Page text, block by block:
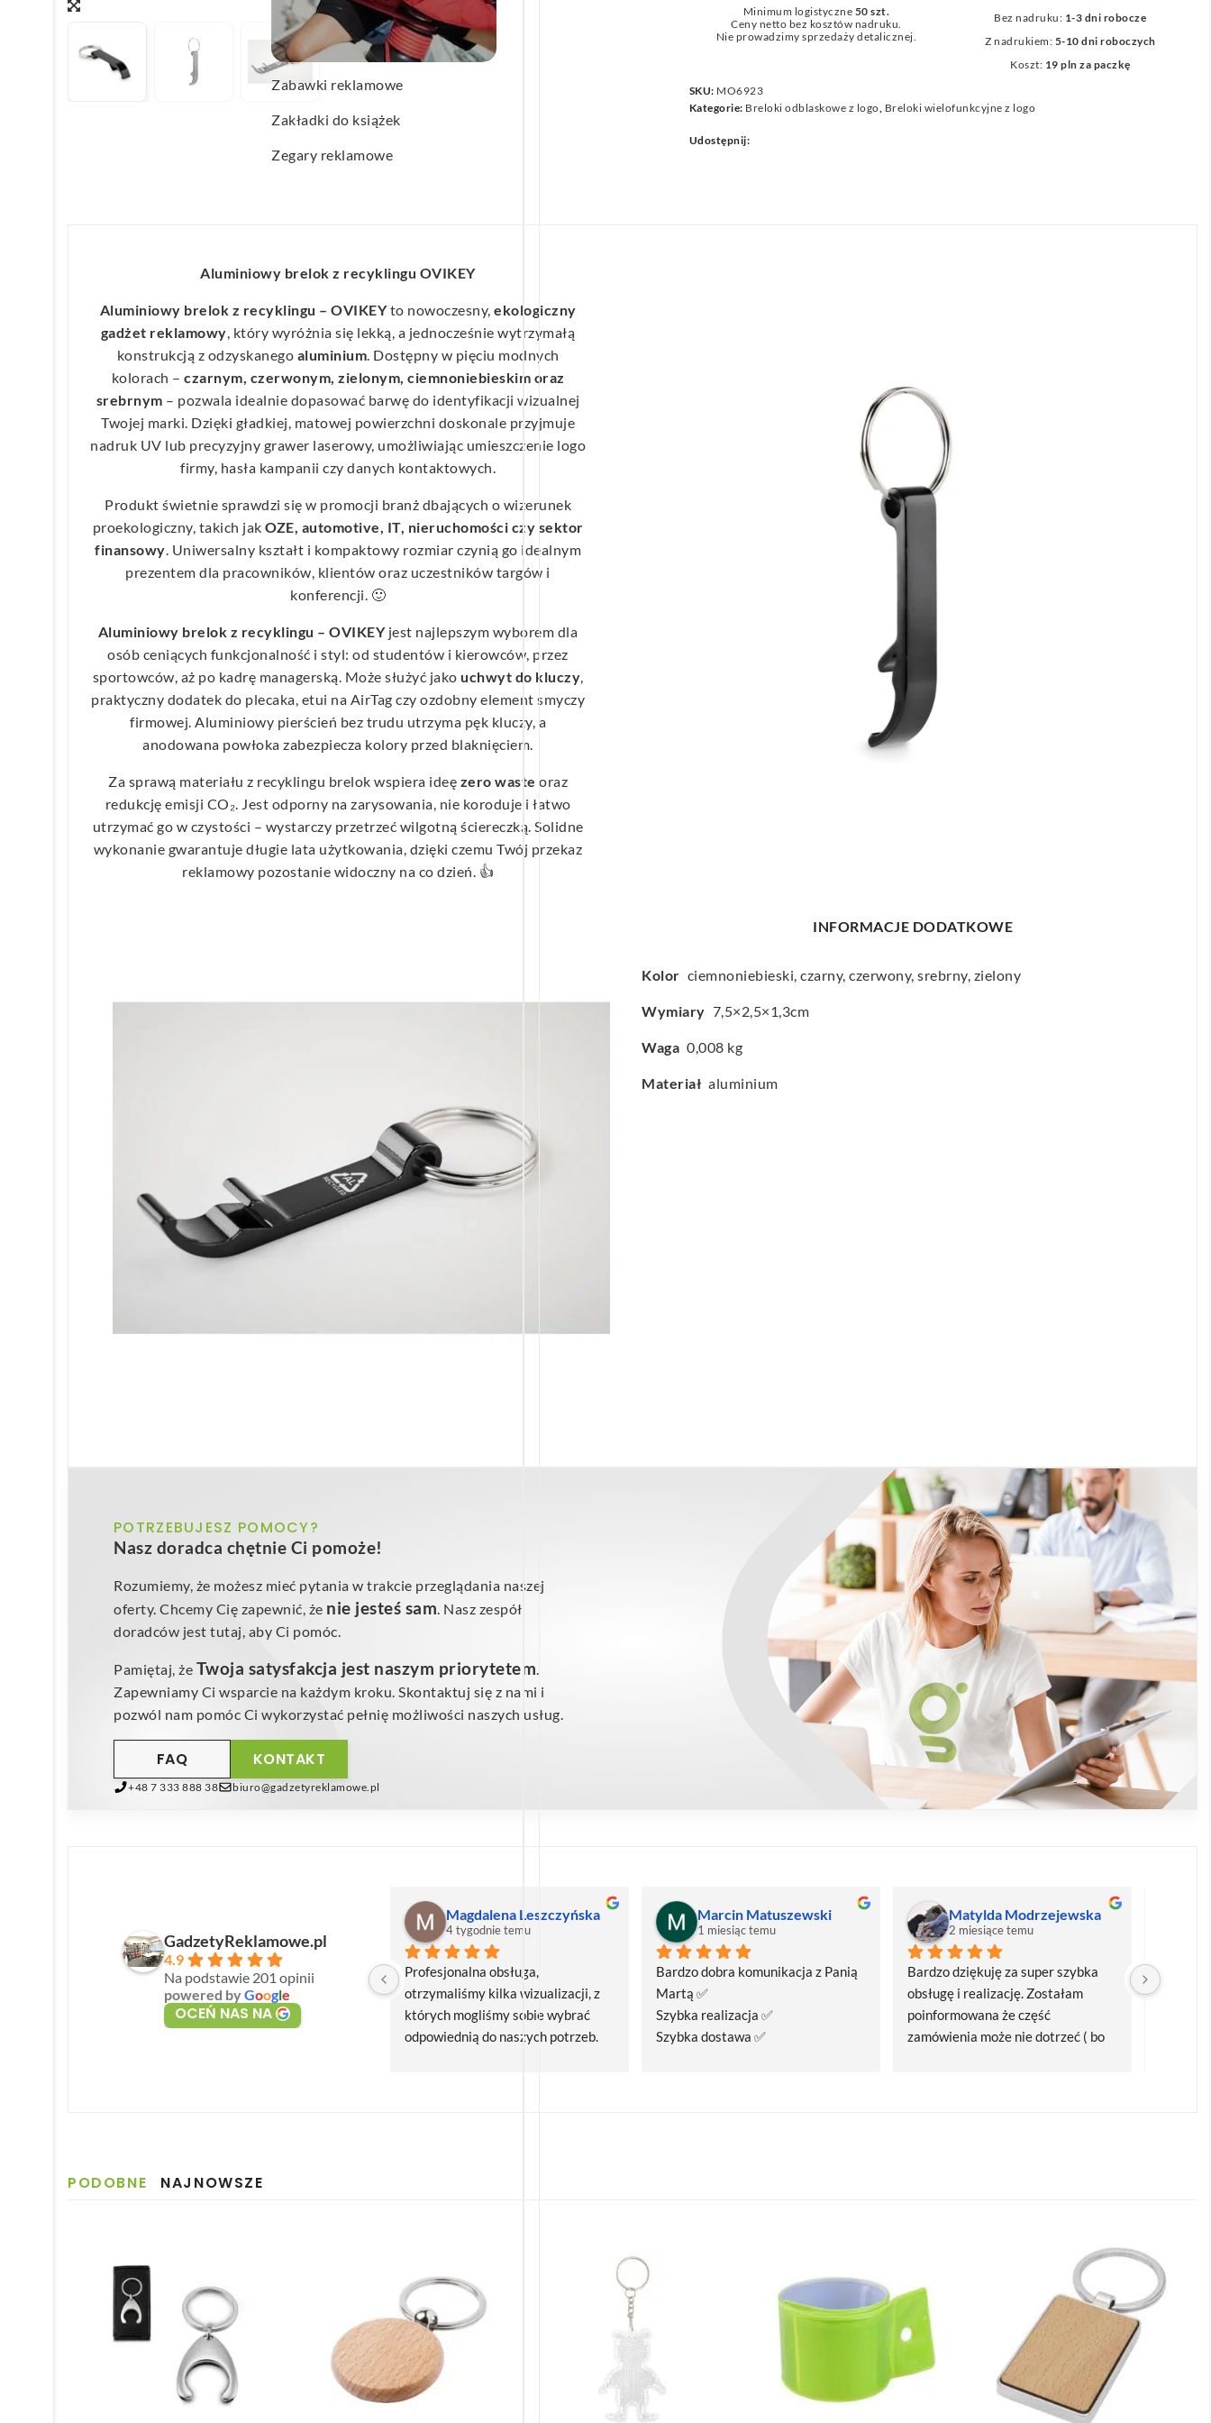
Wachlarze reklamowe
Wagi kuchenne
Zabawki reklamowe
Zakładki do książek
Zegary reklamowe
Minimum logistyczne 50 szt.
Ceny netto bez kosztów nadruku.
Nie prowadzimy sprzedaży detalicznej.
Bez nadruku: 1-3 dni robocze
Z nadrukiem: 5-10 dni roboczych
Koszt: 19 pln za paczkę
SKU: MO6923
Kategorie: Breloki odblaskowe z logo Breloki wielofunkcyjne z logo
Udostępnij:
Aluminiowy brelok z recyklingu OVIKEY
Aluminiowy brelok z recyklingu – OVIKEYto nowoczesny, ekologiczny
gadżet reklamowy, który wyróżnia się lekką, a jednocześnie wytrzymałą
konstrukcją z odzyskanego aluminium. Dostępny w pięciu modnych
kolorach – czarnym, czerwonym, zielonym, ciemnoniebieskim oraz
srebrnym – pozwala idealnie dopasować barwę do identyfikacji wizualnej
Twojej marki. Dzięki gładkiej, matowej powierzchni doskonale przyjmuje
nadruk UV lub precyzyjny grawer laserowy, umożliwiając umieszczenie logo
firmy, hasła kampanii czy danych kontaktowych.
Produkt świetnie sprawdzi się w promocji branż dbających o wizerunek
proekologiczny, takich jak OZE, automotive, IT, nieruchomości czy sektor
finansowy. Uniwersalny kształt i kompaktowy rozmiar czynią go idealnym
prezentem dla pracowników, klientów oraz uczestników targów i
konferencji. 🙂
Aluminiowy brelok z recyklingu – OVIKEYjest najlepszym wyborem dla
osób ceniących funkcjonalność i styl: od studentów i kierowców, przez
sportowców, aż po kadrę managerską. Może służyć jako uchwyt do kluczy,
praktyczny dodatek do plecaka, etui na AirTag czy ozdobny element smyczy
firmowej. Aluminiowy pierścień bez trudu utrzyma pęk kluczy, a
anodowana powłoka zabezpiecza kolory przed blaknięciem.
Za sprawą materiału z recyklingu brelok wspiera ideę zero waste oraz
redukcję emisji CO₂. Jest odporny na zarysowania, nie koroduje i łatwo
utrzymać go w czystości – wystarczy przetrzeć wilgotną ściereczką. Solidne
wykonanie gwarantuje długie lata użytkowania, dzięki czemu Twój przekaz
reklamowy pozostanie widoczny na co dzień. 👍
INFORMACJE DODATKOWE
Kolor ciemnoniebieski, czarny, czerwony, srebrny, zielony
Wymiary 7,5×2,5×1,3cm
Waga 0,008 kg
Materiał aluminium
POTRZEBUJESZ POMOCY?
Nasz doradca chętnie Ci pomoże!
Rozumiemy, że możesz mieć pytania w trakcie przeglądania naszej
oferty. Chcemy Cię zapewnić, że nie jesteś sam. Nasz zespół
doradców jest tutaj, aby Ci pomóc.
Pamiętaj, że Twoja satysfakcja jest naszym priorytetem.
Zapewniamy Ci wsparcie na każdym kroku. Skontaktuj się z nami i
pozwól nam pomóc Ci wykorzystać pełnię możliwości naszych usług.
KONTAKT
FAQ
+48 7 333 888 38 biuro@gadzetyreklamowe.pl
GadzetyReklamowe.pl
4.9
Na podstawie 201 opinii
powered byGoogle
OCEŃ NAS NA
Magdalena Leszczyńska
4 tygodnie temu
Profesjonalna obsługa,
otrzymaliśmy kilka wizualizacji, z
których mogliśmy sobie wybrać
odpowiednią do naszych potrzeb.
Marcin Matuszewski
1 miesiąc temu
Bardzo dobra komunikacja z Panią
Martą ✅
Szybka realizacja ✅
Szybka dostawa ✅
Matylda Modrzejewska
2 miesiące temu
Bardzo dziękuję za super szybka
obsługę i realizację. Zostałam
poinformowana że część
zamówienia może nie dotrzeć ( bo
Bardzo
PODOBNE NAJNOWSZE